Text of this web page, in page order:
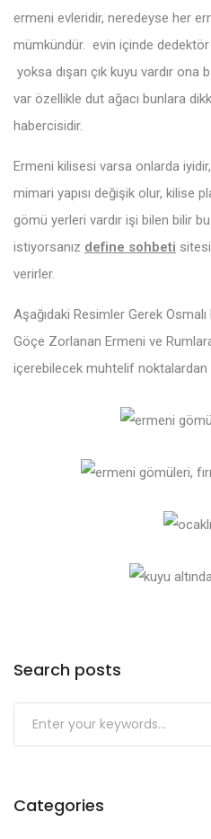
ermeni evleridir, neredeyse her
mümkündür. evin içinde dedektör
yoksa dışarı çık kuyu vardır ona
var özellikle dut ağacı bunlara
habercisidir.
Ermeni kilisesi varsa onlarda
mimari yapısı değişik olur, kilise
gömü yerleri vardır işi bilen bilir
istiyorsanız define sohbeti
verirler.
Aşağıdaki Resimler Gerek
Göçe Zorlanan Ermeni ve
içerebilecek muhtelif noktalardan
Search posts
Categories